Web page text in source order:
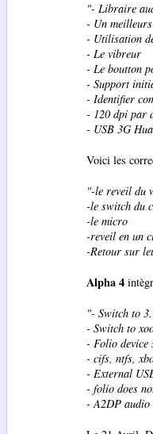
"- Libraire
- Un
- Utilisation
- Le vibreur
- Le boutton
- Support
- Identifier
- 120 dpi par
- USB 3G
Voici les
"-le reveil du
-le switch du
-le micro
-reveil en un
-Retour sur
Alpha 4
"- Switch to
- Switch to
- Folio device
- cifs, ntfs,
- External
- folio does
- A2DP